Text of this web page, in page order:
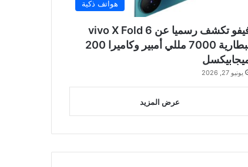
هواتف ذكية
فيفو تكشف رسميا عن vivo X Fold 6
ببطارية 7000 مللي أمبير وكاميرا 200
يونيو 27, 2026
عرض المزيد